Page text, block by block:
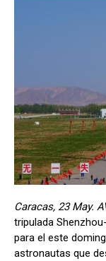
Caracas, 23 May.
tripulada
para el este
astronautas que